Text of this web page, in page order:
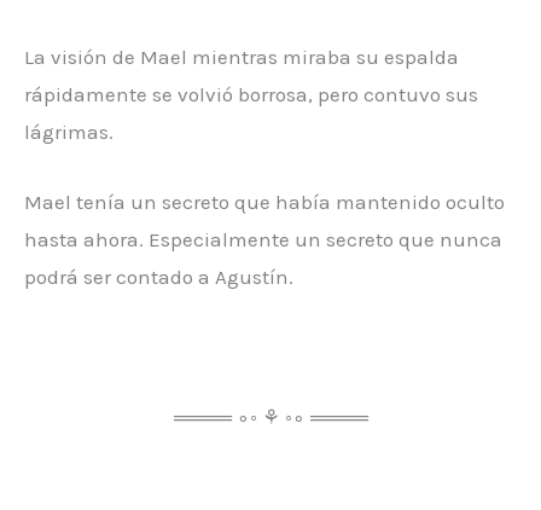
La visión de Mael mientras miraba su espalda
rápidamente se volvió borrosa, pero contuvo sus
lágrimas.
Mael tenía un secreto que había mantenido oculto
hasta ahora. Especialmente un secreto que nunca
podrá ser contado a Agustín.
════ ∘◦ ⚘ ◦∘ ════